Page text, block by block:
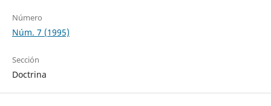
Número
Núm. 7 (1995)
Sección
Doctrina